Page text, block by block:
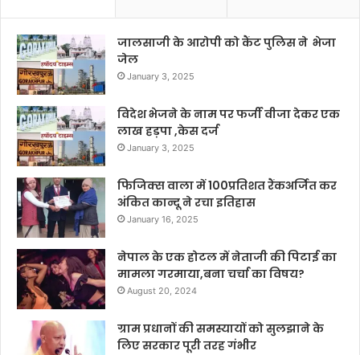
जालसाजी के आरोपी को कैंट पुलिस ने भेजा
जेल
January 3, 2025
विदेश भेजने के नाम पर फर्जी वीजा देकर एक
लाख हड़पा ,केस दर्ज
January 3, 2025
फिजिक्स वाला में 100प्रतिशत रैंकअर्जित कर
अंकित कान्दू ने रचा इतिहास
January 16, 2025
नेपाल के एक होटल में नेताजी की पिटाई का
मामला गरमाया,बना चर्चा का विषय?
August 20, 2024
ग्राम प्रधानों की समस्यायों को सुलझाने के
लिए सरकार पूरी तरह गंभीर